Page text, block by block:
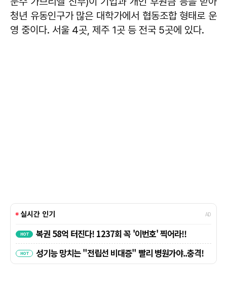
청년 유동인구가 많은 대학가에서 협동조합 형태로 운
영 중이다. 서울 4곳, 제주 1곳 등 전국 5곳에 있다.